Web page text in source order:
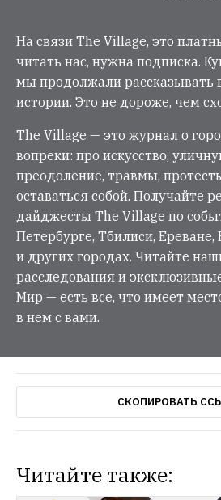
На связи The Village, это
читать нас, нужна подписка.
мы продолжали рассказывать
истории. Это не дороже, чем
The Village — это журнал о
вопреки: про искусство,
преодоление, травмы,
оставаться собой. Получайте
дайджесты The Village по
Петербурге, Тбилиси, Ереване,
и других городах. Читайте
расследования и
Мир — есть все, что имеет
в нем с вами.
СКОПИРОВАТЬ
Читайте также: